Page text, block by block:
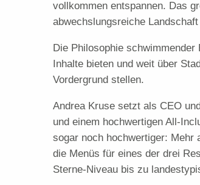
vollkommen entspannen. Das
abwechslungsreiche
Die Philosophie
Inhalte bieten und weit über
Vordergrund stellen.
Andrea Kruse setzt als CEO
und einem hochwertigen All-
sogar noch hochwertiger: Mehr
die Menüs für eines der drei
Sterne-Niveau bis zu